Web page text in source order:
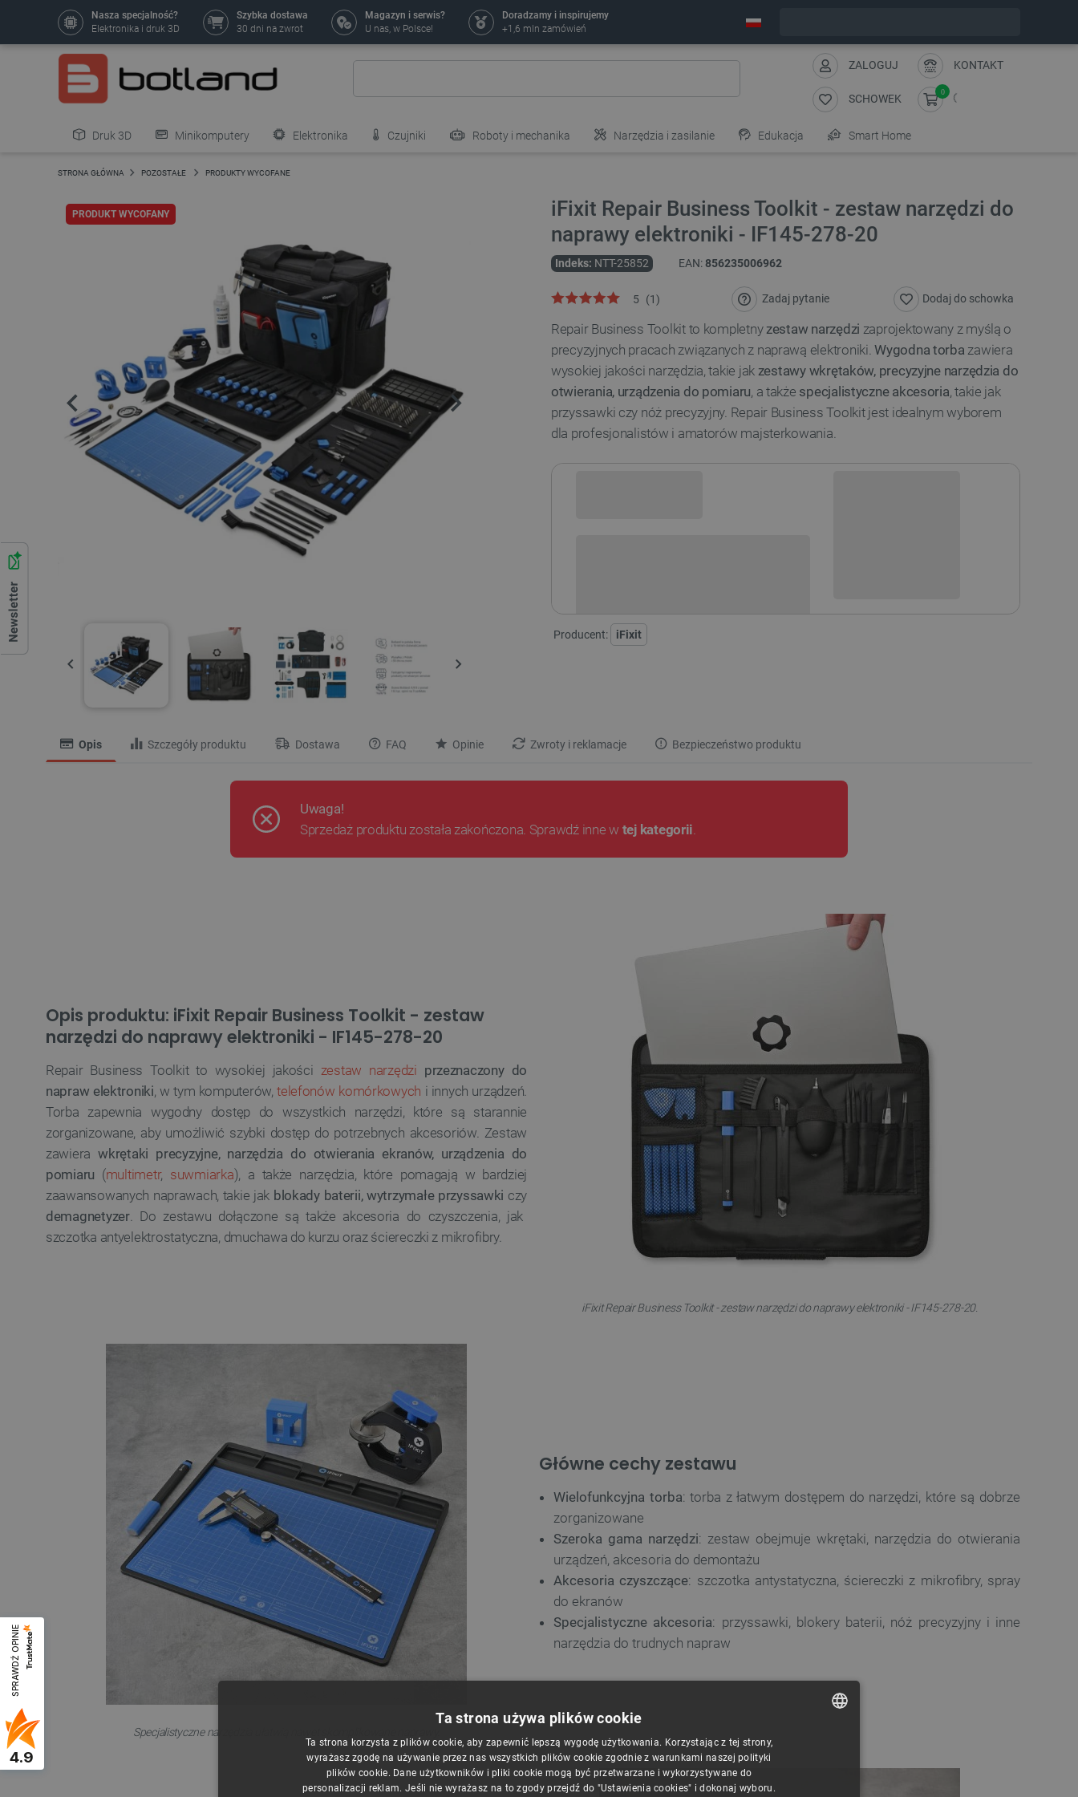
SPRAWDŹ OPINIE
4.9
Nasza specjalność?
Elektronika i druk 3D
Szybka dostawa
30 dni na zwrot
Magazyn i serwis?
U nas, w Polsce!
Doradzamy i inspirujemy
+1,6 mln zamówień
ZALOGUJ KONTAKT
SCHOWEK
0
Druk 3D Minikomputery Elektronika Czujniki Roboty i mechanika Narzędzia i zasilanie Edukacja Smart Home
Pozostałe
STRONA GŁÓWNA POZOSTAŁE PRODUKTY WYCOFANE
PRODUKT WYCOFANY
iFixit Repair Business Toolkit - zestaw narzędzi do
naprawy elektroniki - IF145-278-20
Indeks: NTT-25852 EAN:856235006962
5 (1) Zadaj pytanie Dodaj do schowka
Repair Business Toolkit to kompletnyzestaw narzędzi zaprojektowany z myślą o
precyzyjnych pracach związanych z naprawą elektroniki.Wygodna torba zawiera
wysokiej jakości narzędzia, takie jak zestawy wkrętaków, precyzyjne narzędzia do
otwierania, urządzenia do pomiaru, a także specjalistyczne akcesoria, takie jak
przyssawki czy nóż precyzyjny. Repair Business Toolkit jest idealnym wyborem
dla profesjonalistów i amatorów majsterkowania.
Producent: iFixit
Opis Szczegóły produktu Dostawa FAQ Opinie Zwroty i reklamacje Bezpieczeństwo produktu
Uwaga!
Sprzedaż produktu została zakończona. Sprawdź inne w tej kategorii.
Opis produktu: iFixit Repair Business Toolkit - zestaw
narzędzi do naprawy elektroniki - IF145-278-20
Repair Business Toolkit to wysokiej jakości zestaw narzędzi przeznaczony do
napraw elektroniki, w tym komputerów,telefonów komórkowych i innych urządzeń.
Torba zapewnia wygodny dostęp do wszystkich narzędzi, które są starannie
zorganizowane, aby umożliwić szybki dostęp do potrzebnych akcesoriów. Zestaw
zawierawkrętaki precyzyjne, narzędzia do otwierania ekranów, urządzenia do
pomiaru (multimetr, suwmiarka), a także narzędzia, które pomagają w bardziej
zaawansowanych naprawach, takie jak blokady baterii, wytrzymałe przyssawki czy
demagnetyzer. Do zestawu dołączone są także akcesoria do czyszczenia, jak
szczotka antyelektrostatyczna, dmuchawa do kurzu oraz ściereczki z mikrofibry.
iFixit Repair Business Toolkit - zestaw narzędzi do naprawy elektroniki - IF145-278-20.
Specjalistyczne narzędzia ułatwią nawet skomplikowane naprawy.
Główne cechy zestawu
Wielofunkcyjna torba: torba z łatwym dostępem do narzędzi, które są dobrze
zorganizowane
Szeroka gama narzędzi: zestaw obejmuje wkrętaki, narzędzia do otwierania
urządzeń, akcesoria do demontażu
Akcesoria czyszczące: szczotka antystatyczna, ściereczki z mikrofibry, spray
do ekranów
Specjalistyczne akcesoria: przyssawki, blokery baterii, nóż precyzyjny i inne
narzędzia do trudnych napraw
Ta strona używa plików cookie
Ta strona korzysta z plików cookie, aby zapewnić lepszą wygodę użytkowania. Korzystając z tej strony,
wyrażasz zgodę na używanie przez nas wszystkich plików cookie zgodnie z warunkami naszej polityki
plików cookie. Dane użytkowników i pliki cookie mogą być przetwarzane i wykorzystywane do
personalizacji reklam. Jeśli nie wyrażasz na to zgody przejdź do "Ustawienia cookies" i dokonaj wyboru.